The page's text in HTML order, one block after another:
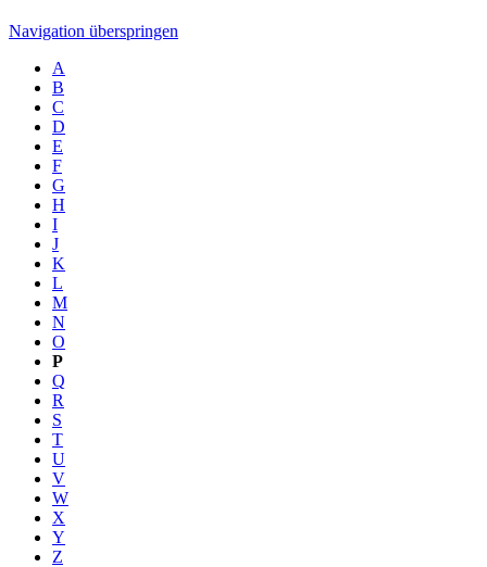
Navigation überspringen
A
B
C
D
E
F
G
H
I
J
K
L
M
N
O
P
Q
R
S
T
U
V
W
X
Y
Z